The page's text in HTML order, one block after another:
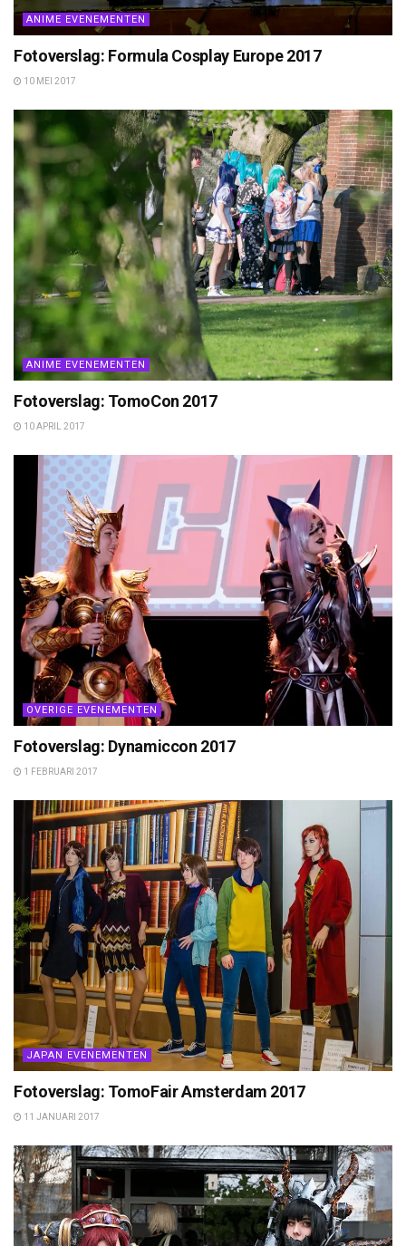
ANIME EVENEMENTEN
Fotoverslag: Formula Cosplay Europe 2017
10 MEI 2017
ANIME EVENEMENTEN
Fotoverslag: TomoCon 2017
10 APRIL 2017
OVERIGE EVENEMENTEN
Fotoverslag: Dynamiccon 2017
1 FEBRUARI 2017
JAPAN EVENEMENTEN
Fotoverslag: TomoFair Amsterdam 2017
11 JANUARI 2017